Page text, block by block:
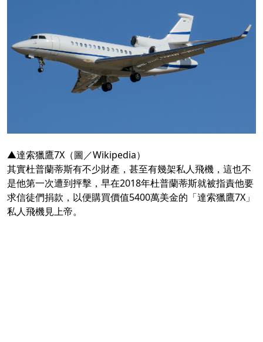
▲達索獵鷹7X（圖／Wikipedia）
其實杜普蘭蒂斯有不少財產，甚至有幾架私人飛機，這也不
是他第一次遭到抨擊，早在2018年杜普蘭蒂斯就被指責他要
求信徒們捐款，以便購買價值5400萬美金的「達索獵鷹7X」
私人飛機見上帝。